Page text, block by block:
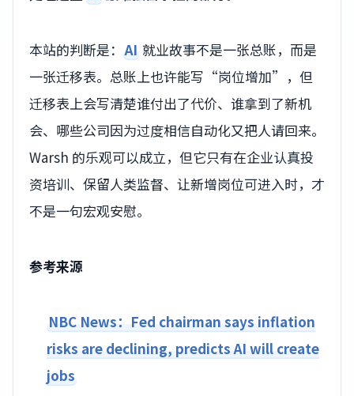
本站的判断是： AI 就业故事不是一张总账，而是
一张迁移表。总账上也许能写“岗位增加”，但
迁移表上会写清楚谁付出了代价、谁拿到了新机
会、哪些公司因为过度相信自动化又把人请回来。
Warsh 的乐观可以成立，但它只有在企业认真投
资培训、保留人类监督、让新增岗位可进入时，才
不是一句宏观安慰。
参考来源
NBC News：Fed chairman says inflation
risks are declining, predicts AI will create
jobs